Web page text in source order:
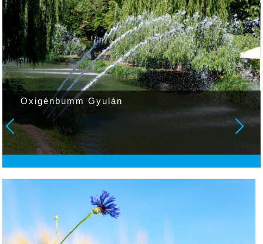
Oxigénbumm Gyulán